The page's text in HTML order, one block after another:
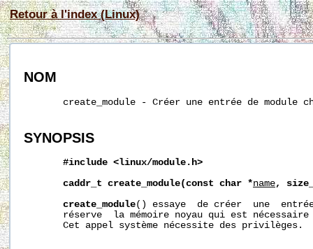
Retour à l'index (Linux)
NOM
create_module - Créer une entrée de module
SYNOPSIS
#include <linux/module.h>
caddr_t create_module(const char *name,
create_module() essaye  de créer  une
réserve  la mémoire noyau qui est
       Cet appel système nécessite des privilèges.